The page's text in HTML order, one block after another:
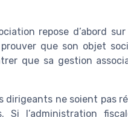
repose d’abord
que son objet
que sa gestion
dirigeants ne soient pas
Si l’administration